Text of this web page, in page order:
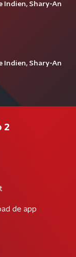
Indien, Shary-An
Indien, Shary-An
2
de app